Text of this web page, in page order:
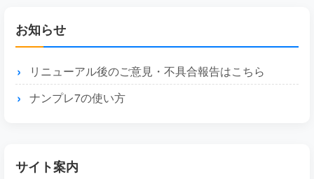
お知らせ
リニューアル後のご意見・不具合報告はこちら
ナンプレ7の使い方
サイト案内